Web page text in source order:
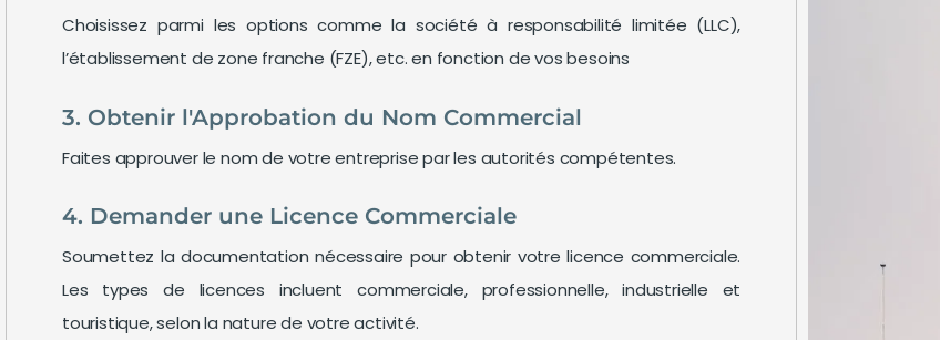
Choisissez parmi les options comme la société à responsabilité limitée (LLC),
l’établissement de zone franche (FZE), etc. en fonction de vos besoins​
3. Obtenir l'Approbation du Nom Commercial
Faites approuver le nom de votre entreprise par les autorités compétentes.
4. Demander une Licence Commerciale
Soumettez la documentation nécessaire pour obtenir votre licence commerciale.
Les types de licences incluent commerciale, professionnelle, industrielle et
touristique, selon la nature de votre activité.